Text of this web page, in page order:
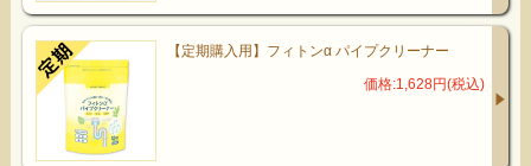
【定期購入用】フィトンα パイプクリーナー
価格:1,628円(税込)